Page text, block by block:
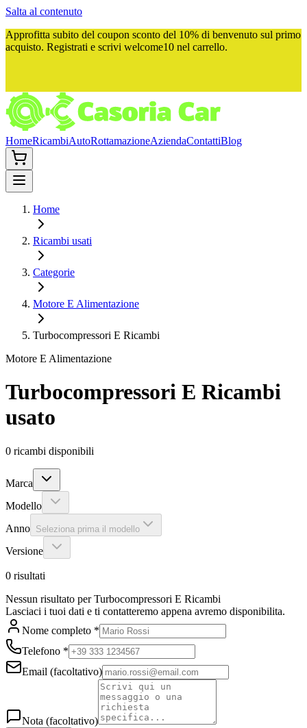
Salta al contenuto
Approfitta subito del coupon sconto del 10% di benvenuto sul primo
acquisto. Registrati e scrivi welcome10 nel carrello.
HomeRicambiAutoRottamazioneAziendaContattiBlog
Home
Ricambi usati
Categorie
Motore E Alimentazione
Turbocompressori E Ricambi
Motore E Alimentazione
Turbocompressori E Ricambi
usato
0 ricambi disponibili
Marca
Modello
Anno Seleziona prima il modello
Versione
0 risultati
Nessun risultato per Turbocompressori E Ricambi
Lasciaci i tuoi dati e ti contatteremo appena avremo disponibilita.
Nome completo *
Telefono *
Email (facoltativo)
Nota (facoltativo)